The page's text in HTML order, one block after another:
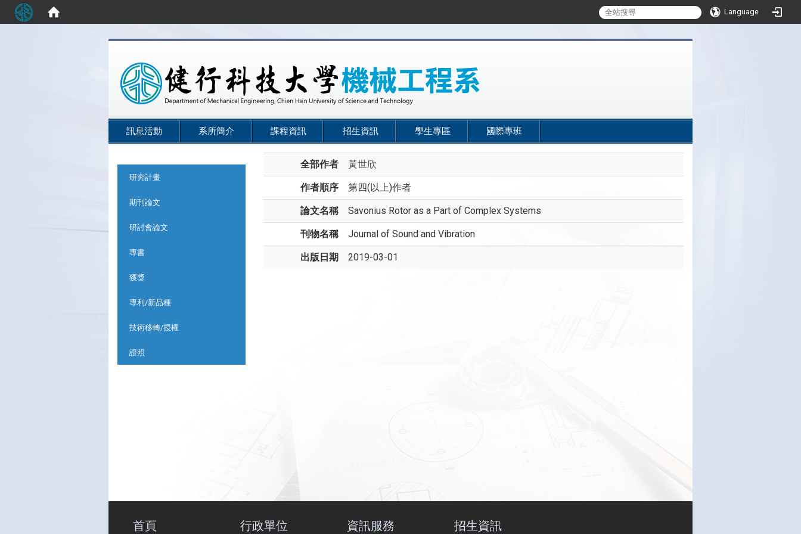
Language
訊息活動 系所簡介 課程資訊 招生資訊 學生專區 國際專班
研究計畫
期刊論文
研討會論文
專書
獲獎
專利/新品種
技術移轉/授權
證照
全部作者 黃世欣
作者順序 第四(以上)作者
論文名稱 Savonius Rotor as a Part of Complex Systems
刊物名稱 Journal of Sound and Vibration
出版日期 2019-03-01
首頁 行政單位 資訊服務 招生資訊